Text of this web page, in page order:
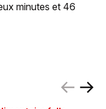
minutes et 46